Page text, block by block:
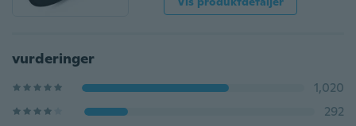
vurderinger
1,020
292